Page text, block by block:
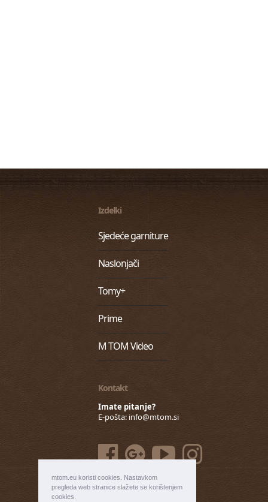
mtom.eu koristi cookies. Nastavkom
pregleda web stranice slažete se korištenjem
cookies.
Izdelki
Sjedeće garniture
Naslonjači
Tomy+
Prime
M TOM Video
Kontakt
Imate pitanje?
E-pošta: info@mtom.si